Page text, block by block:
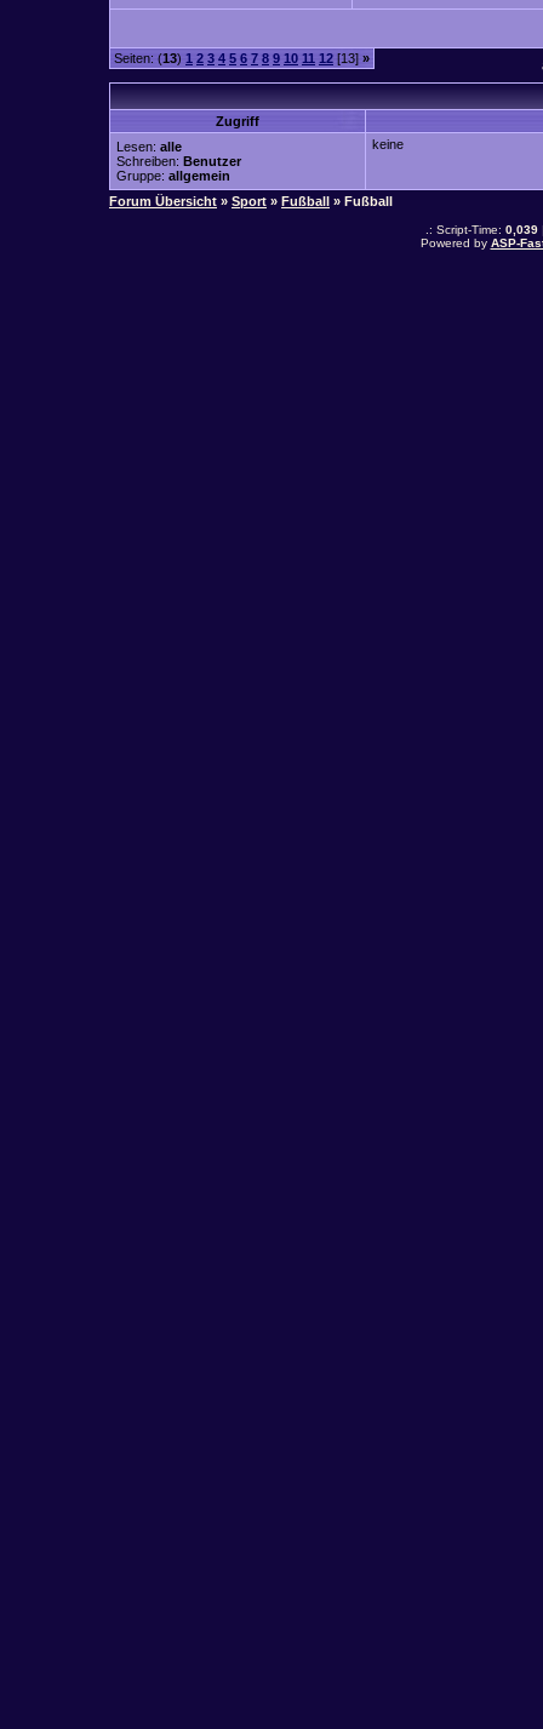
Seiten: (13) 1 2 3 4 5 6 7 8 9 10 11 12 [13] »
Zugriff
Lesen: alle
Schreiben: Benutzer
Gruppe: allgemein
keine
Forum Übersicht » Sport » Fußball » Fußball
.: Script-Time: 0,039
Powered by ASP-